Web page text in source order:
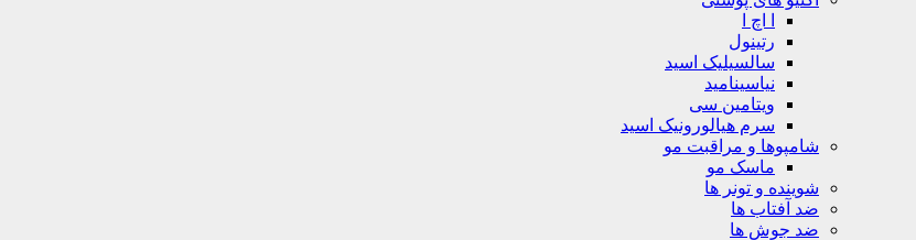
ا اچ ا
رتینول
سالسیلیک اسید
نیاسینامید
ویتامین سی
سرم هیالورونیک اسید
شامپوها و مراقبت مو
ماسک مو
شوینده و تونر ها
ضد آفتاب ها
ضد جوش ها